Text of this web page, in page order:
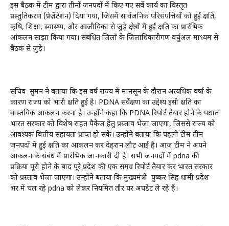
इस बैठक में टीम द्वारा तीनों जनपदों में किए गए सर्वे कार्य का विस्तृत
प्रस्तुतिकरण (प्रेज़ेंटेशन) दिया गया, जिसमें सार्वजनिक परिसंपत्तियों को हुई क्षति,
कृषि, शिक्षा, स्वास्थ्य, और आजीविका से जुड़े क्षेत्रों में हुई क्षति का प्रारंभिक
आंकलन साझा किया गया। संबंधित जिलों के जिलाधिकारीगण वर्चुअल माध्यम से
बैठक से जुड़े।
सचिव सुमन ने बताया कि इस वर्ष राज्य में मानसून के दौरान अत्यधिक वर्षा के
कारण राज्य को भारी क्षति हुई है। PDNA सर्वेक्षण का उद्देश्य इसी क्षति का
वास्तविक आकलन करना है। उन्होंने कहा कि PDNA रिपोर्ट तैयार होने के पश्चात
भारत सरकार को विशेष राहत पैकेज हेतु प्रस्ताव भेजा जाएगा, जिससे राज्य को
आवश्यक वित्तीय सहायता प्राप्त हो सके। उन्होंने बताया कि पहली टीम तीन
जनपदों में हुई क्षति का आकलन कर देहरादून लौट आई है। आज टीम ने अपने
आकलन के संबंध में प्रारंभिक जानकारी दी है। सभी जनपदों में pdna की
प्रक्रिया पूरी होने के बाद पूरे प्रदेश की एक समग्र रिपोर्ट तैयार कर भारत सरकार
को प्रस्ताव भेजा जाएगा। उन्होंने बताया कि मुख्यमंत्री पुष्कर सिंह धामी प्रदेश
भर में चल रहे pdna को लेकर नियमित तौर पर अपडेट ले रहे हैं।